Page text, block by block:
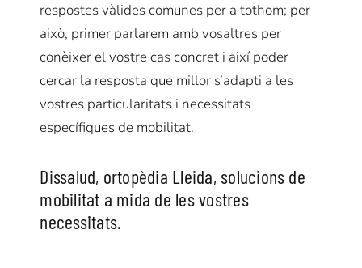
respostes vàlides comunes per a tothom; per
això, primer parlarem amb vosaltres per
conèixer el vostre cas concret i així poder
cercar la resposta que millor s’adapti a les
vostres particularitats i necessitats
específiques de mobilitat.
Dissalud, ortopèdia Lleida, solucions de
mobilitat a mida de les vostres
necessitats.